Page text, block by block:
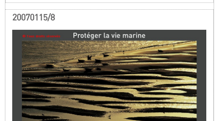
20070115/8